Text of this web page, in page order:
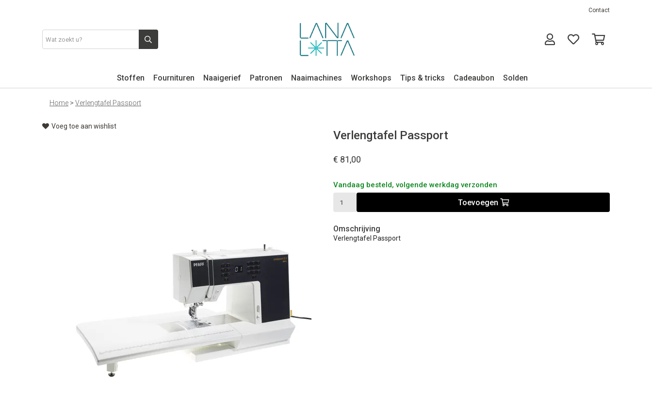
Contact
Stoffen Fournituren Naaigerief Patronen Naaimachines Workshops Tips & tricks Cadeaubon Solden
Home > Verlengtafel Passport
Voeg toe aan wishlist
Verlengtafel Passport
€ 81,00
Vandaag besteld, volgende werkdag verzonden
Toevoegen
Omschrijving
Verlengtafel Passport